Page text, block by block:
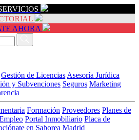
AHORA
Gestión de Licencias Asesoría Jurídica
y Subvenciones Seguros Marketing
Formación Proveedores Planes de
Portal Inmobiliario Placa de
en Saborea Madrid